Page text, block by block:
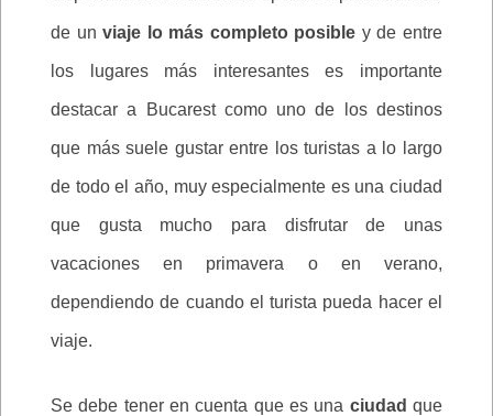
de unviaje lo más completo posible y de entre
los lugares más interesantes es importante
destacar a Bucarest como uno de los destinos
que más suele gustar entre los turistas a lo largo
de todo el año, muy especialmente es una ciudad
que gusta mucho para disfrutar de unas
vacaciones en primavera o en verano,
dependiendo de cuando el turista pueda hacer el
viaje.
Se debe tener en cuenta que es una ciudadque